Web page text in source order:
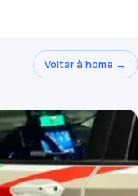
Voltar à home →